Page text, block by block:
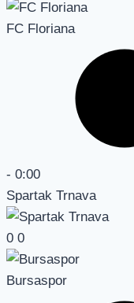
FC Floriana
- 0:00
Spartak Trnava
0 0
Bursaspor